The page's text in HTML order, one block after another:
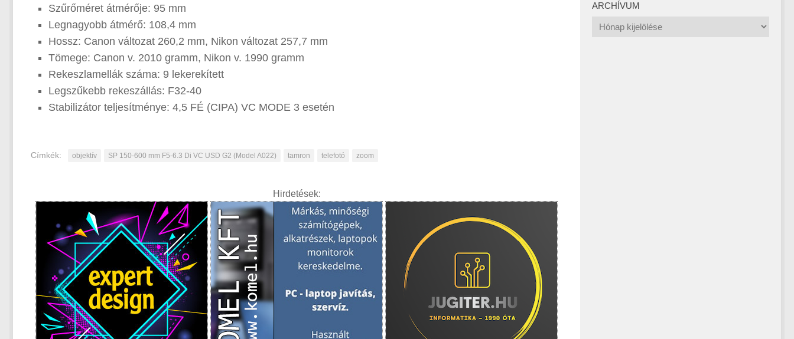
Szűrőméret átmérője: 95 mm
Legnagyobb átmérő: 108,4 mm
Hossz: Canon változat 260,2 mm, Nikon változat 257,7 mm
Tömege: Canon v. 2010 gramm, Nikon v. 1990 gramm
Rekeszlamellák száma: 9 lekerekített
Legszűkebb rekeszállás: F32-40
Stabilizátor teljesítménye: 4,5 FÉ (CIPA) VC MODE 3 esetén
Címkék: objektív SP 150-600 mm F5-6.3 Di VC USD G2 (Model A022) tamron telefotó zoom
Hirdetések:
ARCHÍVUM
Archívum